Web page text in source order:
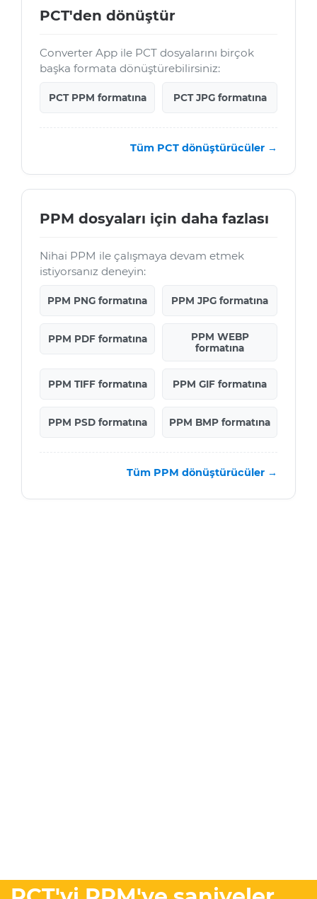
PCT'den dönüştür
Converter App ile PCT dosyalarını birçok
başka formata dönüştürebilirsiniz:
PCT PPM formatına PCT JPG formatına
Tüm PCT dönüştürücüler →
PPM dosyaları için daha fazlası
Nihai PPM ile çalışmaya devam etmek
istiyorsanız deneyin:
PPM PNG formatına PPM JPG formatına
PPM PDF formatına
PPM WEBP
formatına
PPM TIFF formatına PPM GIF formatına
PPM PSD formatına PPM BMP formatına
Tüm PPM dönüştürücüler →